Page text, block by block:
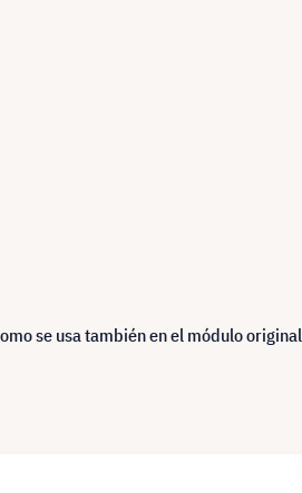
se usa también en el módulo